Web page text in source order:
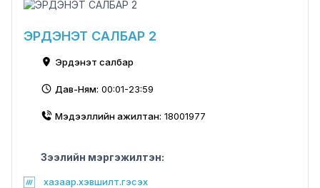
ЭРДЭНЭТ САЛБАР 2
Эрдэнэт салбар
Дав-Ням: 00:01-23:59
Мэдээллийн ажилтан: 18001977
Зээлийн мэргэжилтэн:
хазаар.хэвшилт.гэсэх